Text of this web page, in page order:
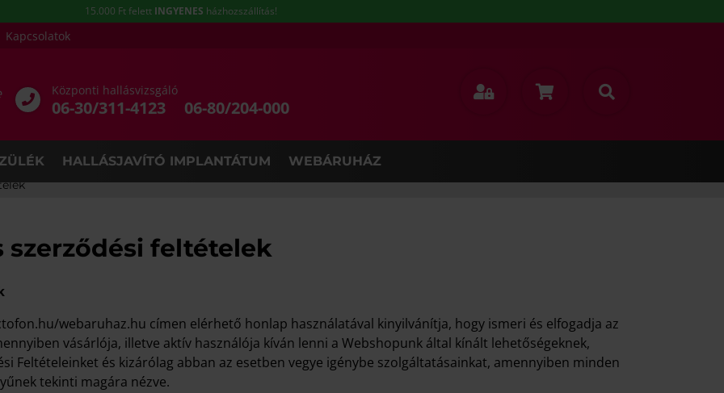
15.000 Ft felett INGYENES házhozszállítás!
Kapcsolatok
Központi hallásvizsgáló
06-30/311-4123 06-80/204-000
HALLÁSJAVÍTÓ IMPLANTÁTUM WEBÁRUHÁZ
feltételek
webaruhaz.hu címen elérhető honlap használatával kinyilvánítja, hogy ismeri és elfogadja az
vásárlója, illetve aktív használója kíván lenni a Webshopunk által kínált lehetőségeknek,
Feltételeinket és kizárólag abban az esetben vegye igénybe szolgáltatásainkat, amennyiben minden
tekinti magára nézve.